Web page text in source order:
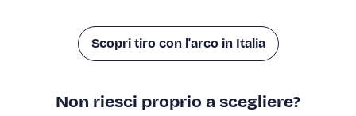
Scopri tiro con l'arco in Italia
Non riesci proprio a scegliere?